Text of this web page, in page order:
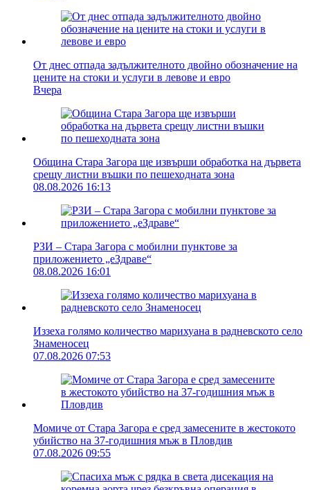
От днес отпада задължителното двойно обозначение на
цените на стоки и услуги в левове и евро
Вчера
Община Стара Загора ще извърши обработка на дървета
срещу листни въшки по пешеходната зона
08.08.2026 16:13
РЗИ – Стара Загора с мобилни пунктове за
приложението „еЗдраве“
08.08.2026 16:01
Иззеха голямо количество марихуана в радневското село
Знаменосец
07.08.2026 07:53
Момиче от Стара Загора е сред замесените в жестокото
убийство на 37-годишния мъж в Пловдив
07.08.2026 09:55